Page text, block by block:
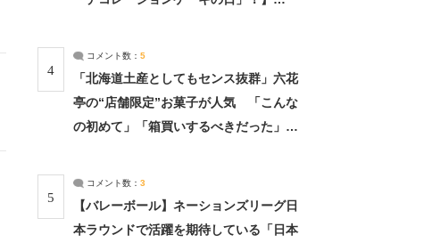
4
コメント数： 5
「北海道土産としてもセンス抜群」六花
亭の“店舗限定”お菓子が人気 「こんな
の初めて」「箱買いするべきだった」
5
コメント数： 3
【バレーボール】ネーションズリーグ日
本ラウンドで活躍を期待している「日本